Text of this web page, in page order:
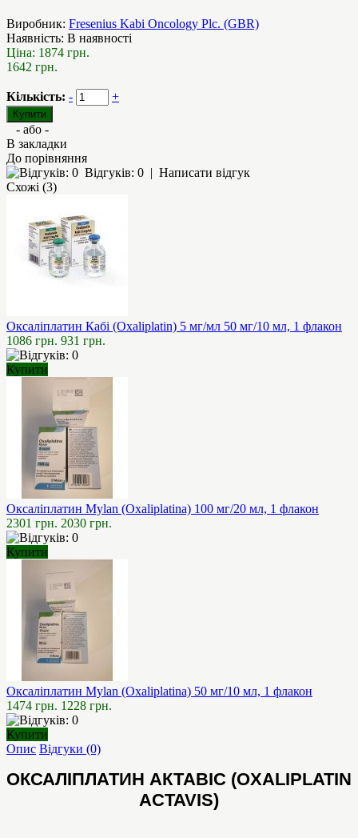
Виробник: Fresenius Kabi Oncology Plc. (GBR)
Наявність: В наявності
Ціна: 1874 грн.
1642 грн.
Кількість: - +
- або -
В закладки
До порівняння
Відгуків: 0 | Написати відгук
Схожі (3)
Оксаліплатин Кабі (Oxaliplatin) 5 мг/мл 50 мг/10 мл, 1 флакон
1086 грн. 931 грн.
Купити
Оксаліплатин Mylan (Oxaliplatina) 100 мг/20 мл, 1 флакон
2301 грн. 2030 грн.
Купити
Оксаліплатин Mylan (Oxaliplatina) 50 мг/10 мл, 1 флакон
1474 грн. 1228 грн.
Купити
Опис Відгуки (0)
ОКСАЛІПЛАТИН АКТАВІС (OXALIPLATIN
ACTAVIS)